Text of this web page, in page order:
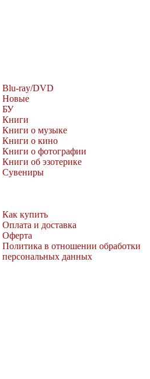
Blu-ray/DVD
Новые
БУ
Книги
Книги о музыке
Книги о кино
Книги о фотографии
Книги об эзотерике
Сувениры
Как купить
Оплата и доставка
Оферта
Политика в отношении обработки
персональных данных